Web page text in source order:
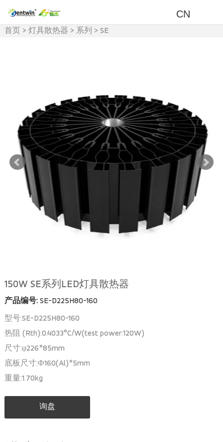
CN
首页 > 灯具散热器 > 系列 > SE
150W SE系列LED灯具散热器
产品编号:SE-D225H80-160
型号:SE-D225H80-160
热阻 (Rth):0.4033°C/W(test power:120W)
尺寸:φ226*85mm
底板尺寸:Ф160(Al)*5mm
重量:1.70kg
询盘